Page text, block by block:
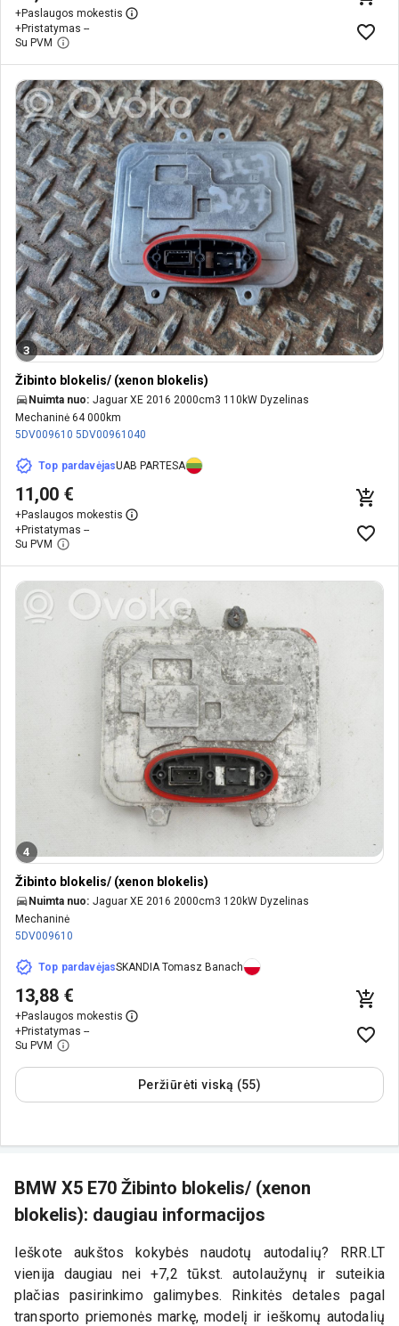
+Paslaugos mokestis
+Pristatymas --
Su PVM
3
Žibinto blokelis/ (xenon blokelis)
Nuimta nuo: Jaguar XE 2016 2000cm3 110kW Dyzelinas
Mechaninė 64 000km
5DV009610 5DV00961040
Top pardavėjasUAB PARTESA
11,00 €
+Paslaugos mokestis
+Pristatymas --
Su PVM
4
Žibinto blokelis/ (xenon blokelis)
Nuimta nuo: Jaguar XE 2016 2000cm3 120kW Dyzelinas
Mechaninė
5DV009610
Top pardavėjasSKANDIA Tomasz Banach
13,88 €
+Paslaugos mokestis
+Pristatymas --
Su PVM
Peržiūrėti viską (55)
BMW X5 E70 Žibinto blokelis/ (xenon
blokelis): daugiau informacijos
Ieškote aukštos kokybės naudotų autodalių? RRR.LT
vienija daugiau nei +7,2 tūkst. autolaužynų ir suteikia
plačias pasirinkimo galimybes. Rinkitės detales pagal
transporto priemonės markę, modelį ir ieškomų autodalių